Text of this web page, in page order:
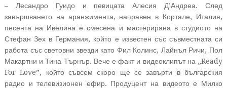
– Лесандро Гуидо и певицата Алесия Д’Андреа. След
завършването на аранжимента, направен в Кортале, Италия,
песента на Ивелина е смесена и мастерирана в студиото на
Стефан Зех в Германия, който е известен със съвместната си
работа със световни звезди като Фил Колинс, Лайнъл Ричи, Пол
Макартни и Тина Търнър. Вече е факт и видеоклипът на „Ready
For Love”, който съвсем скоро ще се завърти в българския
радио и телевизионен ефир. Продуцент на видеото е Милко